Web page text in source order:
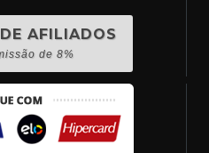
AFILIADOS
de 8%